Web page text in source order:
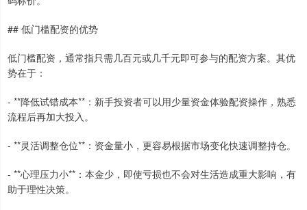
## 低门槛配资的优势
低门槛配资，通常指只需几百元或几千元即可参与的配资方案。其优
势在于：
- **降低试错成本**：新手投资者可以用少量资金体验配资操作，熟悉
流程后再加大投入。
- **灵活调整仓位**：资金量小，更容易根据市场变化快速调整持仓。
- **心理压力小**：本金少，即使亏损也不会对生活造成重大影响，有
助于理性决策。